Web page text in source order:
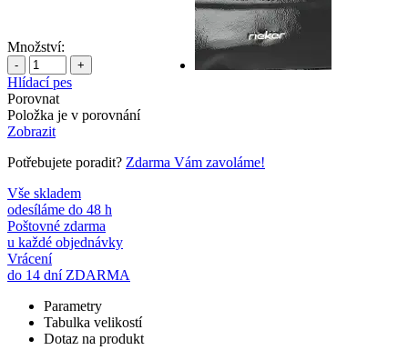
Množství:
- +
Hlídací pes
Porovnat
Položka je v porovnání
Zobrazit
Potřebujete poradit? Zdarma Vám zavoláme!
Vše skladem
odesíláme do 48 h
Poštovné zdarma
u každé objednávky
Vrácení
do 14 dní ZDARMA
Parametry
Tabulka velikostí
Dotaz na produkt